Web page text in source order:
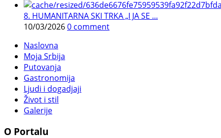
8. HUMANITARNA SKI TRKA „I JA SE ...
10/03/20260 comment
Naslovna
Moja Srbija
Putovanja
Gastronomija
Ljudi i dogadjaji
Život i stil
Galerije
O Portalu